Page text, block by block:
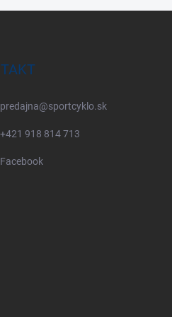
predajna@sportcyklo.sk
+421 918 814 713
Facebook